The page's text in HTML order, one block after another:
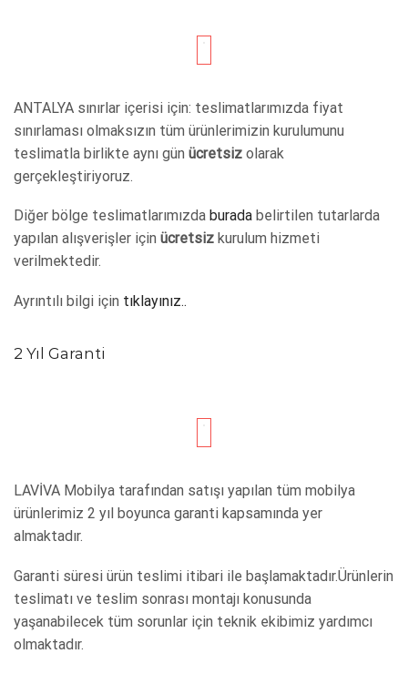
ANTALYA sınırlar içerisi için: teslimatlarımızda fiyat
sınırlaması olmaksızın tüm ürünlerimizin kurulumunu
teslimatla birlikte aynı gün ücretsiz olarak
gerçekleştiriyoruz.
Diğer bölge teslimatlarımızda burada belirtilen tutarlarda
yapılan alışverişler için ücretsiz kurulum hizmeti
verilmektedir.
Ayrıntılı bilgi için tıklayınız..
2 Yıl Garanti
LAVİVA Mobilya tarafından satışı yapılan tüm mobilya
ürünlerimiz 2 yıl boyunca garanti kapsamında yer
almaktadır.
Garanti süresi ürün teslimi itibari ile başlamaktadır.Ürünlerin
teslimatı ve teslim sonrası montajı konusunda
yaşanabilecek tüm sorunlar için teknik ekibimiz yardımcı
olmaktadır.